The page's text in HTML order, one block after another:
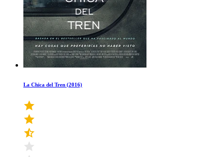
La Chica del Tren (2016)